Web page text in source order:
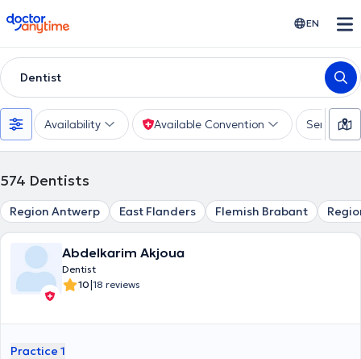
doctoranytime EN
Dentist
Availability Available Convention Services
574 Dentists
Region Antwerp East Flanders Flemish Brabant
Abdelkarim Akjoua
Dentist
10|18 reviews
Practice 1